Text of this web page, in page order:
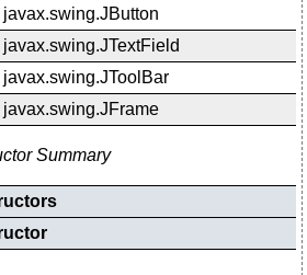
javax.swing.JButton
javax.swing.JToolBar
javax.swing.JFrame
Summary